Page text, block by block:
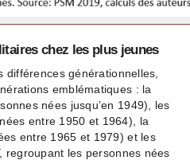
chez les plus jeunes
différences générationnelles,
emblématiques : la
nées jusqu’en 1949), les
entre 1950 et 1964), la
entre 1965 et 1979) et les
regroupant les personnes nées